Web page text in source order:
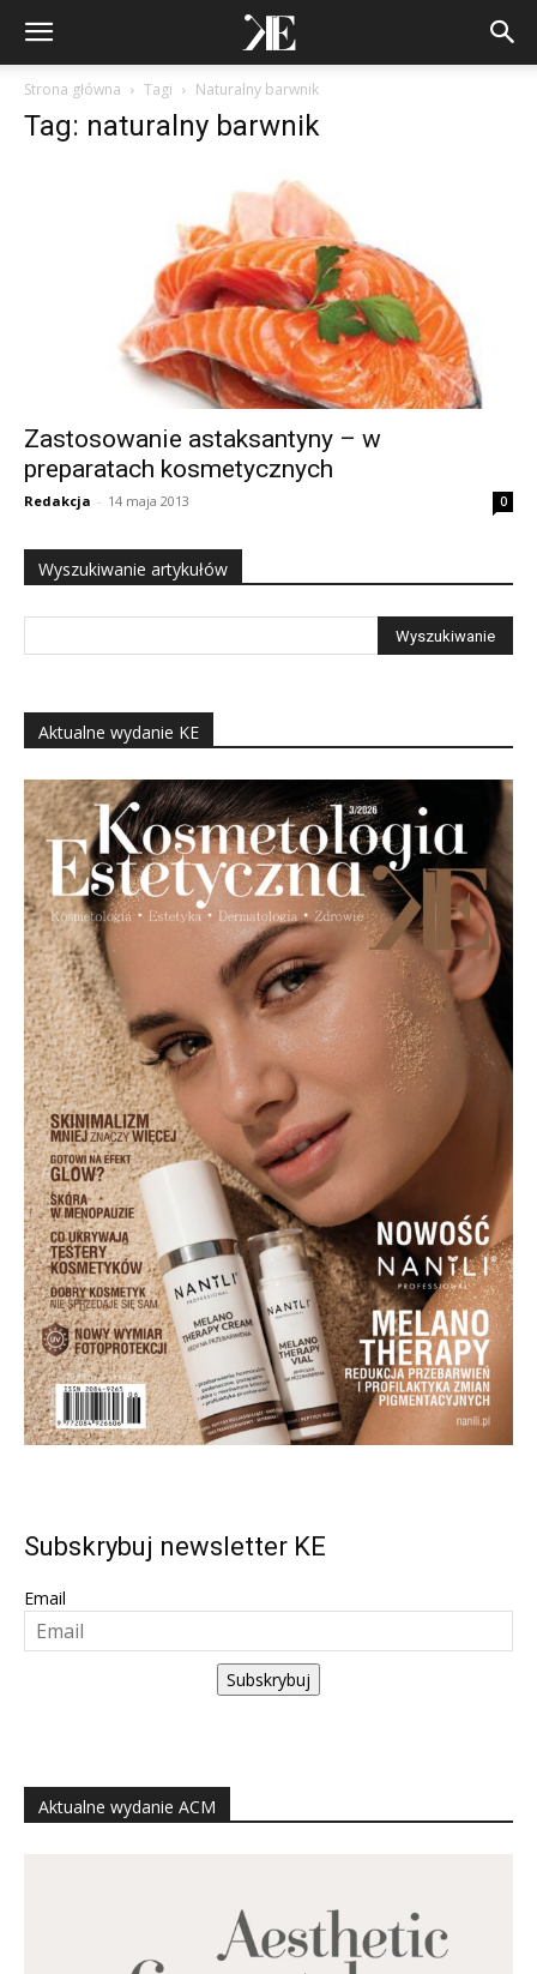
Strona główna Tagi Naturalny barwnik
Tag: naturalny barwnik
Zastosowanie astaksantyny – w
preparatach kosmetycznych
Redakcja - 14 maja 2013 0
Wyszukiwanie artykułów
Aktualne wydanie KE
Subskrybuj newsletter KE
Email
Subskrybuj
Aktualne wydanie ACM